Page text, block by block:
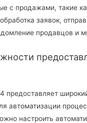
с продажами, такие
заявок,
продавцов и
предоставляет
автоматизации
настроить